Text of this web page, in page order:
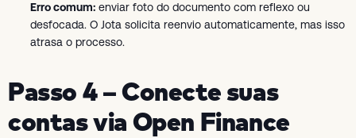
Erro comum: enviar foto do documento com reflexo ou
desfocada. O Jota solicita reenvio automaticamente, mas isso
atrasa o processo.
Passo 4 – Conecte suas
contas via Open Finance